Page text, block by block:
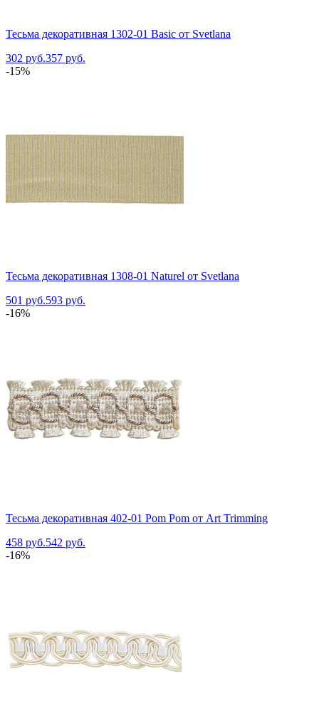
Тесьма декоративная 1302-01 Basic от Svetlana
302 руб.357 руб.
-15%
Тесьма декоративная 1308-01 Naturel от Svetlana
501 руб.593 руб.
-16%
Тесьма декоративная 402-01 Pom Pom от Art Trimming
458 руб.542 руб.
-16%